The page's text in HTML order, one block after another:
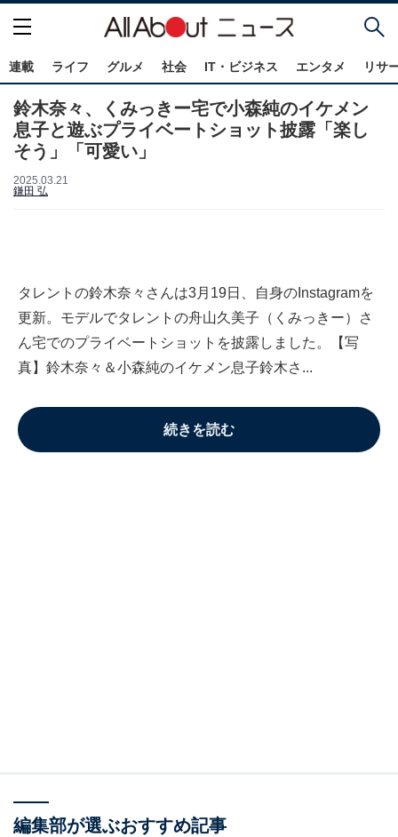
連載 ライフ グルメ 社会 IT・ビジネス エンタメ リサ
鈴木奈々、くみっきー宅で小森純のイケメン
息子と遊ぶプライベートショット披露「楽し
そう」「可愛い」
2025.03.21
鎌田 弘
タレントの鈴木奈々さんは3月19日、自身のInstagramを
更新。モデルでタレントの舟山久美子（くみっきー）さ
ん宅でのプライベートショットを披露しました。【写
真】鈴木奈々＆小森純のイケメン息子鈴木さ...
続きを読む
編集部が選ぶおすすめ記事